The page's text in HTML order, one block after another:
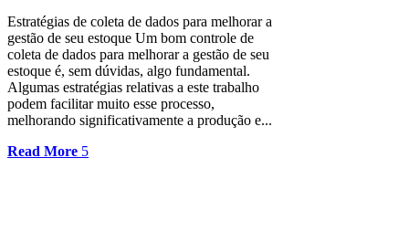
Estratégias de coleta de dados para melhorar a
gestão de seu estoque Um bom controle de
coleta de dados para melhorar a gestão de seu
estoque é, sem dúvidas, algo fundamental.
Algumas estratégias relativas a este trabalho
podem facilitar muito esse processo,
melhorando significativamente a produção e...
Read More